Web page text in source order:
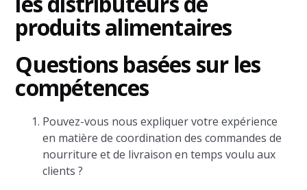
produits alimentaires
Questions basées sur les
compétences
Pouvez-vous nous expliquer votre expérience
en matière de coordination des commandes de
nourriture et de livraison en temps voulu aux
clients ?